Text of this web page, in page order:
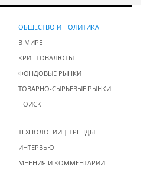
ОБЩЕСТВО И ПОЛИТИКА
В МИРЕ
КРИПТОВАЛЮТЫ
ФОНДОВЫЕ РЫНКИ
ТОВАРНО-СЫРЬЕВЫЕ РЫНКИ
ПОИСК
ТЕХНОЛОГИИ | ТРЕНДЫ
ИНТЕРВЬЮ
МНЕНИЯ И КОММЕНТАРИИ